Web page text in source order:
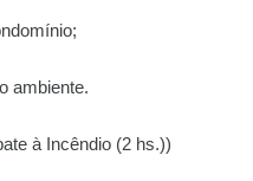
ambiente.
à Incêndio (2 hs.))